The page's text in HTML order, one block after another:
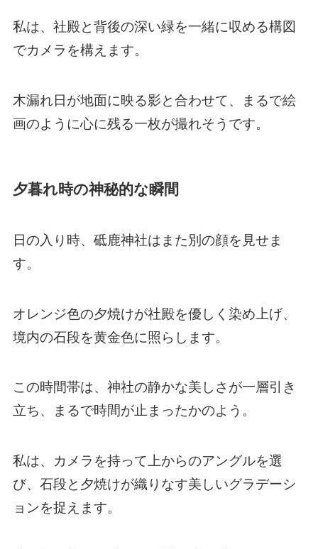
私は、社殿と背後の深い緑を一緒に収める構図
でカメラを構えます。
木漏れ日が地面に映る影と合わせて、まるで絵
画のように心に残る一枚が撮れそうです。
夕暮れ時の神秘的な瞬間
日の入り時、砥鹿神社はまた別の顔を見せま
す。
オレンジ色の夕焼けが社殿を優しく染め上げ、
境内の石段を黄金色に照らします。
この時間帯は、神社の静かな美しさが一層引き
立ち、まるで時間が止まったかのよう。
私は、カメラを持って上からのアングルを選
び、石段と夕焼けが織りなす美しいグラデーシ
ョンを捉えます。